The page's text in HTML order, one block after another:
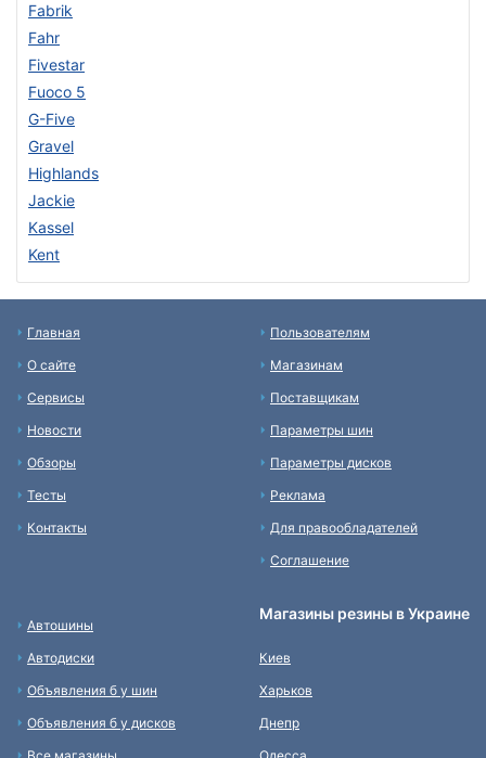
Fabrik
Fahr
Fivestar
Fuoco 5
G-Five
Gravel
Highlands
Jackie
Kassel
Kent
Главная
О сайте
Сервисы
Новости
Обзоры
Тесты
Контакты
Пользователям
Магазинам
Поставщикам
Параметры шин
Параметры дисков
Реклама
Для правообладателей
Соглашение
Автошины
Автодиски
Объявления б у шин
Объявления б у дисков
Магазины резины в Украине
Киев
Харьков
Днепр